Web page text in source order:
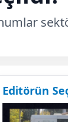
Editörün